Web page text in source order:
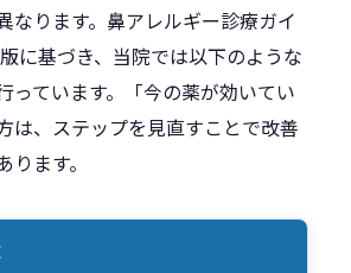
なります。鼻アレルギー診療ガイ
に基づき、当院では以下のような
っています。「今の薬が効いてい
は、ステップを見直すことで改善
ます。